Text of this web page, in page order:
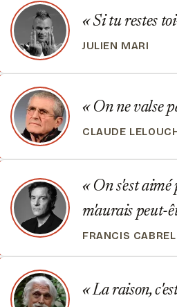
Si tu restes
JULIEN MARI
On ne valse
CLAUDE
On s'est aimé
m'aurais peut-
FRANCIS CABREL
La raison,